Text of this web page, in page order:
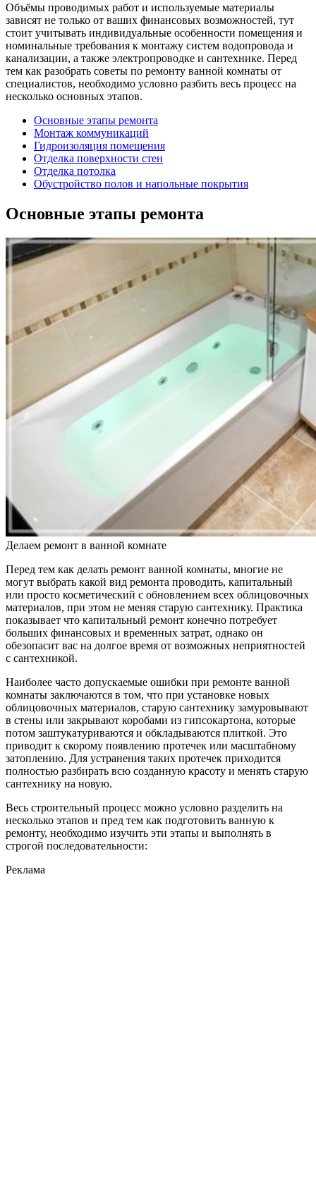
Объёмы проводимых работ и используемые материалы
зависят не только от ваших финансовых возможностей, тут
стоит учитывать индивидуальные особенности помещения и
номинальные требования к монтажу систем водопровода и
канализации, а также электропроводке и сантехнике. Перед
тем как разобрать советы по ремонту ванной комнаты от
специалистов, необходимо условно разбить весь процесс на
несколько основных этапов.
Основные этапы ремонта
Монтаж коммуникаций
Гидроизоляция помещения
Отделка поверхности стен
Отделка потолка
Обустройство полов и напольные покрытия
Основные этапы ремонта
Делаем ремонт в ванной комнате
Перед тем как делать ремонт ванной комнаты, многие не
могут выбрать какой вид ремонта проводить, капитальный
или просто косметический с обновлением всех облицовочных
материалов, при этом не меняя старую сантехнику. Практика
показывает что капитальный ремонт конечно потребует
больших финансовых и временных затрат, однако он
обезопасит вас на долгое время от возможных неприятностей
с сантехникой.
Наиболее часто допускаемые ошибки при ремонте ванной
комнаты заключаются в том, что при установке новых
облицовочных материалов, старую сантехнику замуровывают
в стены или закрывают коробами из гипсокартона, которые
потом заштукатуриваются и обкладываются плиткой. Это
приводит к скорому появлению протечек или масштабному
затоплению. Для устранения таких протечек приходится
полностью разбирать всю созданную красоту и менять старую
сантехнику на новую.
Весь строительный процесс можно условно разделить на
несколько этапов и пред тем как подготовить ванную к
ремонту, необходимо изучить эти этапы и выполнять в
строгой последовательности:
Реклама